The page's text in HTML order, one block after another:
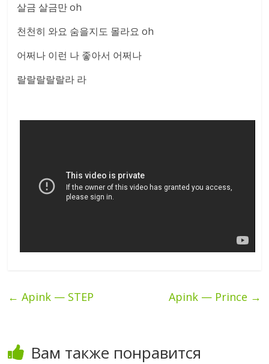
살금 살금만 oh
천천히 와요 숨을지도 몰라요 oh
어쩌나 이런 나 좋아서 어쩌나
랄랄랄랄랄라 라
← Apink — STEP Apink — Prince →
Вам также понравится